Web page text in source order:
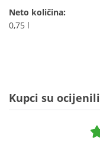
Neto količina:
0,75 l
Kupci su ocijenili